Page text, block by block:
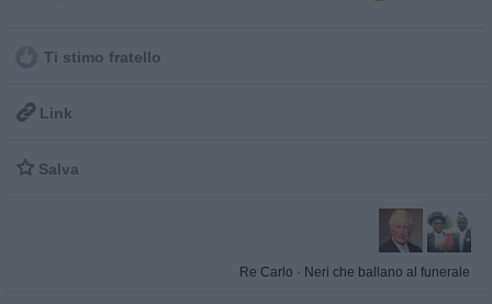
Ti stimo fratello
 Link
 Salva
Re Carlo · Neri che ballano al funerale